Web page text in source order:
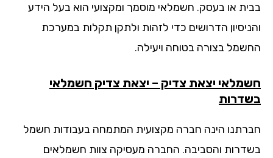
או בעסק. חשמלאי מוסמך ומקצועי הוא בעל הידע
הדרושים כדי לזהות ולתקן תקלות במערכת
בצורה בטוחה ויעילה.
יצאת צדיק – יצאת צדיק חשמלאי
הינה חברה מקצועית המתמחה בעבודות חשמל
והסביבה. החברה מעסיקה צוות חשמלאים